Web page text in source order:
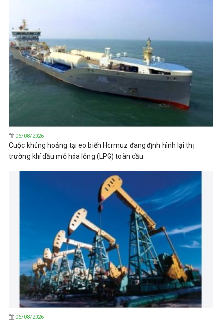
06/08/2026
Cuộc khủng hoảng tại eo biển Hormuz đang định hình lại thị
trường khí dầu mỏ hóa lỏng (LPG) toàn cầu
06/08/2026